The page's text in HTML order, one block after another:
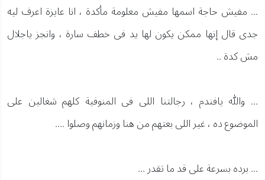
... مفيش حاجة اسمها مفيش معلومة مأكدة ، انا عايزة اعرف ليه
جدى قال إنها ممكن يكون لها يد فى خطف سارة ، وانجز ياجلال
مش كدة ..
... والله يافندم ، رجالتنا اللى فى المنوفية كلهم شغالين على
الموضوع ده ، غير اللى بعتهم من هنا وزمانهم وصلوا ....
... برده بسرعة على قد ما تقدر ...